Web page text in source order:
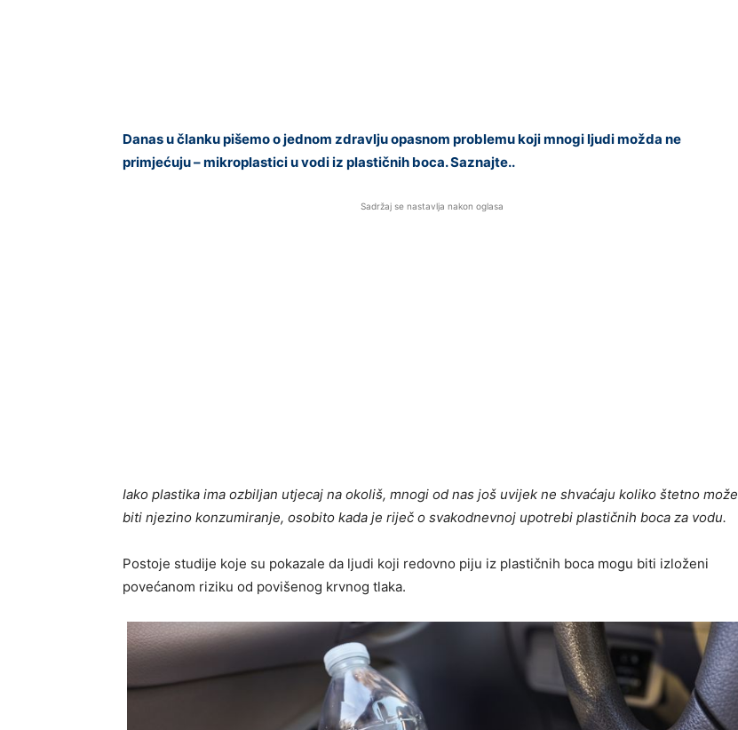
Danas u članku pišemo o jednom zdravlju opasnom problemu koji mnogi ljudi možda ne
primjećuju – mikroplastici u vodi iz plastičnih boca. Saznajte..
Sadržaj se nastavlja nakon oglasa
Iako plastika ima ozbiljan utjecaj na okoliš, mnogi od nas još uvijek ne shvaćaju koliko štetno može
biti njezino konzumiranje, osobito kada je riječ o svakodnevnoj upotrebi plastičnih boca za vodu.
Postoje studije koje su pokazale da ljudi koji redovno piju iz plastičnih boca mogu biti izloženi
povećanom riziku od povišenog krvnog tlaka.